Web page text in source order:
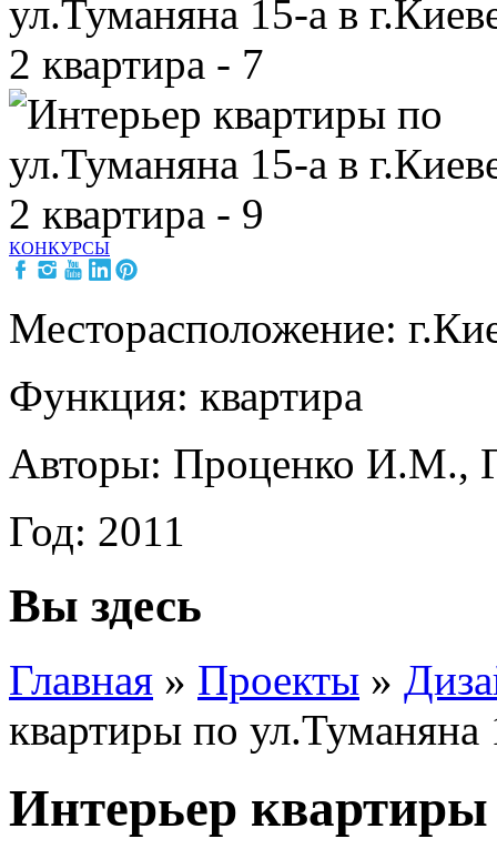
КОНКУРСЫ
Месторасположение:
Функция: квартира
Авторы: Проценко И.М.,
Год: 2011
Вы здесь
Главная » Проекты »
квартиры по ул.Туманяна
Интерьер